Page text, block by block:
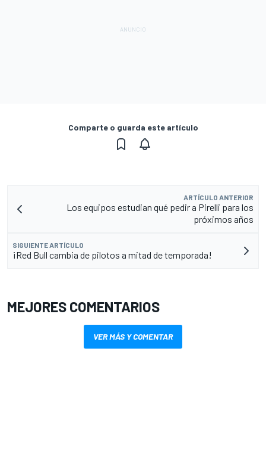
Comparte o guarda este artículo
ARTÍCULO ANTERIOR
Los equipos estudian qué pedir a Pirelli para los
próximos años
SIGUIENTE ARTÍCULO
¡Red Bull cambia de pilotos a mitad de temporada!
MEJORES COMENTARIOS
VER MÁS Y COMENTAR